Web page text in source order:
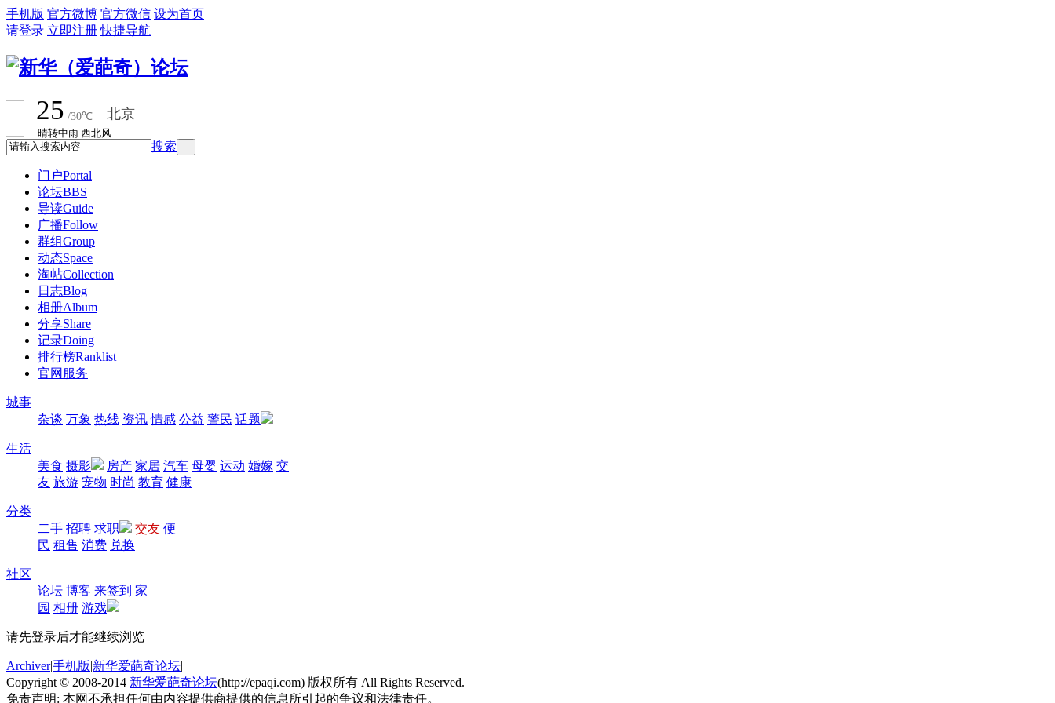
手机版 官方微博 官方微信 设为首页
请登录 立即注册 快捷导航
搜索
门户Portal
论坛BBS
导读Guide
广播Follow
群组Group
动态Space
淘帖Collection
日志Blog
相册Album
分享Share
记录Doing
排行榜Ranklist
官网服务
城事
杂谈 万象 热线 资讯 情感 公益 警民 话题
生活
美食 摄影 房产 家居 汽车 母婴 运动 婚嫁 交
友 旅游 宠物 时尚 教育 健康
分类
二手 招聘 求职 交友 便
民 租售 消费 兑换
社区
论坛 博客 来签到 家
园 相册 游戏
请先登录后才能继续浏览
Archiver|手机版|新华爱葩奇论坛|
Copyright © 2008-2014 新华爱葩奇论坛(http://epaqi.com) 版权所有 All Rights Reserved.
免责声明: 本网不承担任何由内容提供商提供的信息所引起的争议和法律责任。